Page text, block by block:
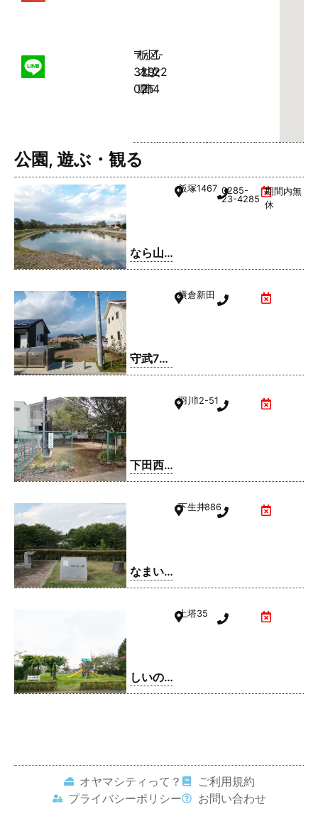
〒
329-
0214
栃
木
県
小
山
市
乙
女
1-
22
公園, 遊ぶ・観る
なら山
沼漁場
飯塚1467 0285-
23-4285
期間内無
休
守武7号
公園
横倉新田
下田西3
号公園
羽川12-51
なまい
ふるさ
下生井1886
しいの
実公園
土塔35
オヤマシティって？
ご利用規約
プライバシーポリシー
お問い合わせ